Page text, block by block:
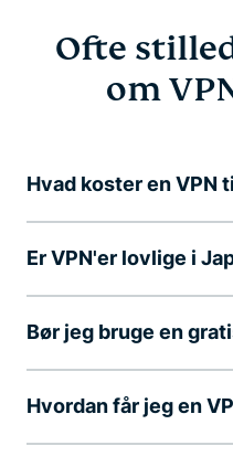
Ofte
om
Hvad koster en VPN
Er VPN'er lovlige i
Bør jeg bruge en
Hvordan får jeg en